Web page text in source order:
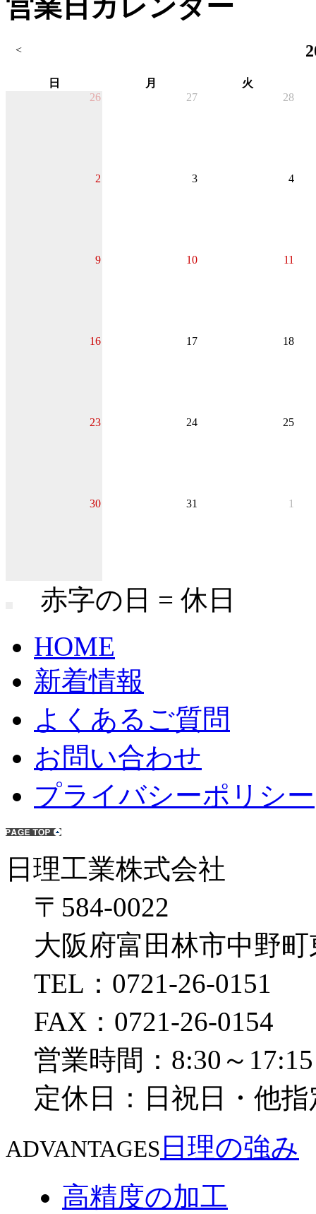
営業日カレンダー
<
日 月
火
26
27 28
2 3 4
9 10 11
16 17 18
23 24 25
30 31 1
赤字の日 = 休日
HOME
新着情報
よくあるご質問
お問い合わせ
プライバシーポリシー
日理工業株式会社
〒584-0022
大阪府富田林市中野町
TEL：0721-26-0151
FAX：0721-26-0154
営業時間：8:30～17:15
定休日：日祝日・他
ADVANTAGES 日理の強み
高精度の加工